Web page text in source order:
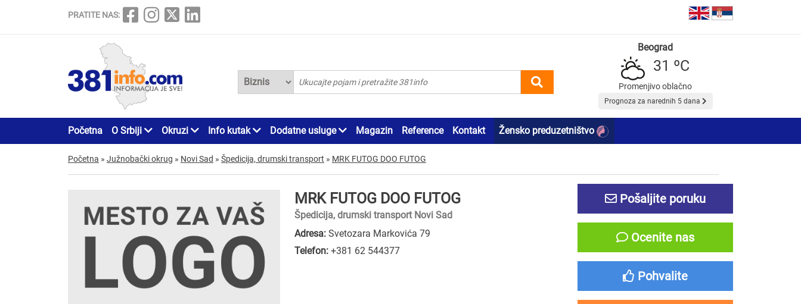
PRATITE NAS:
Beograd
31 ºC
Promenjivo oblačno
Prognoza za narednih 5 dana
Početna O Srbiji Okruzi Info kutak Dodatne usluge Magazin Reference Kontakt Žensko preduzetništvo
Početna » Južnobački okrug » Novi Sad » Špedicija, drumski transport » MRK FUTOG DOO FUTOG
MRK FUTOG DOO FUTOG
Špedicija, drumski transport Novi Sad
Adresa: Svetozara Markovića 79
Telefon: +381 62 544377
Pošaljite poruku
Ocenite nas
Pohvalite